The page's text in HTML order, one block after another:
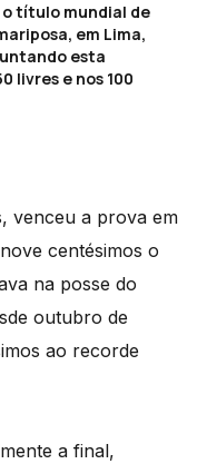
título mundial de
em Lima,
esta
livres e nos 100
venceu a prova em
centésimos o
na posse do
outubro de
ao recorde
a final,